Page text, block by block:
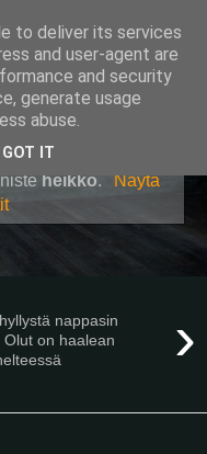
heikko.
Näytä
›
nappasin
on haalean
to deliver its services
and user-agent are
and security
generate usage
abuse.
GOT IT